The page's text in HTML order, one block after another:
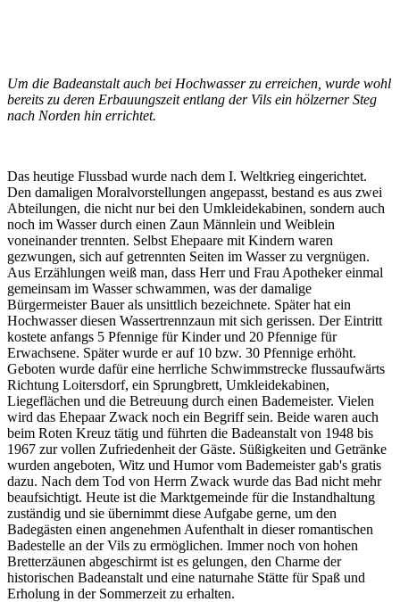
Um die Badeanstalt auch bei Hochwasser zu erreichen, wurde wohl
bereits zu deren Erbauungszeit entlang der Vils ein hölzerner Steg
nach Norden hin errichtet.
Das heutige Flussbad wurde nach dem I. Weltkrieg eingerichtet.
Den damaligen Moralvorstellungen angepasst, bestand es aus zwei
Abteilungen, die nicht nur bei den Umkleidekabinen, sondern auch
noch im Wasser durch einen Zaun Männlein und Weiblein
voneinander trennten. Selbst Ehepaare mit Kindern waren
gezwungen, sich auf getrennten Seiten im Wasser zu vergnügen.
Aus Erzählungen weiß man, dass Herr und Frau Apotheker einmal
gemeinsam im Wasser schwammen, was der damalige
Bürgermeister Bauer als unsittlich bezeichnete. Später hat ein
Hochwasser diesen Wassertrennzaun mit sich gerissen. Der Eintritt
kostete anfangs 5 Pfennige für Kinder und 20 Pfennige für
Erwachsene. Später wurde er auf 10 bzw. 30 Pfennige erhöht.
Geboten wurde dafür eine herrliche Schwimmstrecke flussaufwärts
Richtung Loitersdorf, ein Sprungbrett, Umkleidekabinen,
Liegeflächen und die Betreuung durch einen Bademeister. Vielen
wird das Ehepaar Zwack noch ein Begriff sein. Beide waren auch
beim Roten Kreuz tätig und führten die Badeanstalt von 1948 bis
1967 zur vollen Zufriedenheit der Gäste. Süßigkeiten und Getränke
wurden angeboten, Witz und Humor vom Bademeister gab's gratis
dazu. Nach dem Tod von Herrn Zwack wurde das Bad nicht mehr
beaufsichtigt. Heute ist die Marktgemeinde für die Instandhaltung
zuständig und sie übernimmt diese Aufgabe gerne, um den
Badegästen einen angenehmen Aufenthalt in dieser romantischen
Badestelle an der Vils zu ermöglichen. Immer noch von hohen
Bretterzäunen abgeschirmt ist es gelungen, den Charme der
historischen Badeanstalt und eine naturnahe Stätte für Spaß und
Erholung in der Sommerzeit zu erhalten.